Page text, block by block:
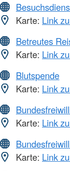
Karte: Link
Betreutes
Karte: Link
Blutspende
Karte: Link
Karte: Link
Karte: Link